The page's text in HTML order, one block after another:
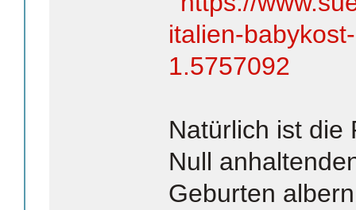
italien-
1.5757092
Natürlich ist die
Null
Geburten